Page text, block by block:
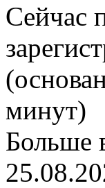
Сейчас
минут)
Больше